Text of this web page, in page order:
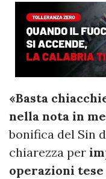
«Basta
nella nota in
bonifica del Sin
chiarezza per
operazioni